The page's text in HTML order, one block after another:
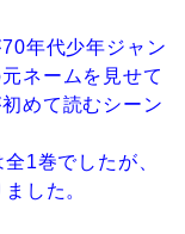
年代少年ジャン
ネームを見せて
めて読むシーン
1巻でしたが、
した。